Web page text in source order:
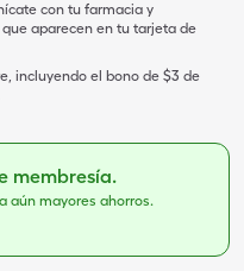
con tu farmacia y
aparecen en tu tarjeta de
incluyendo el bono de $3 de
membresía.
aún mayores ahorros.